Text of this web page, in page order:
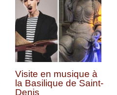
Visite en musique à
la Basilique de Saint-
Denis